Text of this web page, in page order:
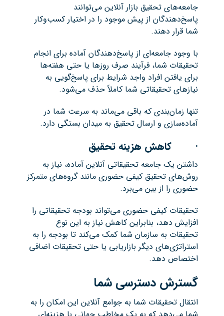
جامعه‌های تحقیق بازار آنلاین می‌توانند
پاسخ‌دهندگان از پیش موجود را در اختیار کسب‌وکار
شما قرار دهند.
با وجود جامعه‌ای از پاسخ‌دهندگان آماده برای انجام
تحقیقات شما، فرآیند صرف روزها یا حتی هفته‌ها
برای یافتن افراد واجد شرایط برای پاسخ‌گویی به
نیازهای تحقیقاتی شما کاملاً حذف می‌شود.
تنها زمان‌بندی که باقی می‌ماند به سرعت شما در
آماده‌سازی و ارسال تحقیق به میدان بستگی دارد.
· کاهش هزینه تحقیق
داشتن یک جامعه تحقیقاتی آنلاین آماده، نیاز به
روش‌های تحقیق کیفی حضوری مانند گروه‌های متمرکز
حضوری را از بین می‌برد.
تحقیقات کیفی حضوری می‌تواند بودجه تحقیقاتی را
افزایش دهد، بنابراین کاهش نیاز به این نوع
تحقیقات به سازمان شما کمک می‌کند تا بودجه را به
استراتژی‌های دیگر بازاریابی یا حتی تحقیقات اضافی
اختصاص دهد.
گسترش دسترسی شما
انتقال تحقیقات شما به جوامع آنلاین این امکان را به